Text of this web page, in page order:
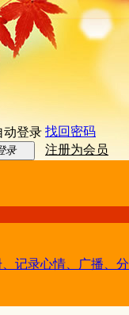
动登录 找回密码
录
注册为会员
记录心情、广播、